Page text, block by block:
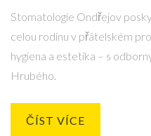
Stomatologie Ondřejov
celou rodinu v přátelském
hygiena a estetika – s
Hrubého.
ČÍST VÍCE